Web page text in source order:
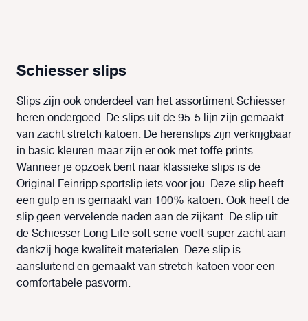
Schiesser slips
Slips zijn ook onderdeel van het assortiment Schiesser
heren ondergoed. De slips uit de 95-5 lijn zijn gemaakt
van zacht stretch katoen. De herenslips zijn verkrijgbaar
in basic kleuren maar zijn er ook met toffe prints.
Wanneer je opzoek bent naar klassieke slips is de
Original Feinripp sportslip iets voor jou. Deze slip heeft
een gulp en is gemaakt van 100% katoen. Ook heeft de
slip geen vervelende naden aan de zijkant. De slip uit
de Schiesser Long Life soft serie voelt super zacht aan
dankzij hoge kwaliteit materialen. Deze slip is
aansluitend en gemaakt van stretch katoen voor een
comfortabele pasvorm.